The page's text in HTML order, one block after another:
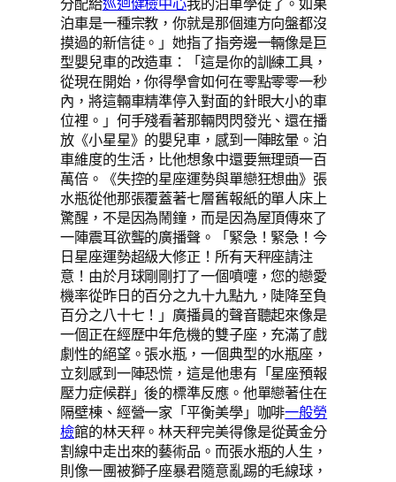
泊車是一種宗教，你就是那個連方向盤都沒
摸過的新信徒。」她指了指旁邊一輛像是巨
型嬰兒車的改造車：「這是你的訓練工具，
從現在開始，你得學會如何在零點零零一秒
內，將這輛車精準停入對面的針眼大小的車
位裡。」何手殘看著那輛閃閃發光、還在播
放《小星星》的嬰兒車，感到一陣眩暈。泊
車維度的生活，比他想象中還要無理頭一百
萬倍。《失控的星座運勢與單戀狂想曲》張
水瓶從他那張覆蓋著七層舊報紙的單人床上
驚醒，不是因為鬧鐘，而是因為屋頂傳來了
一陣震耳欲聾的廣播聲。「緊急！緊急！今
日星座運勢超級大修正！所有天秤座請注
意！由於月球剛剛打了一個噴嚏，您的戀愛
機率從昨日的百分之九十九點九，陡降至負
百分之八十七！」廣播員的聲音聽起來像是
一個正在經歷中年危機的雙子座，充滿了戲
劇性的絕望。張水瓶，一個典型的水瓶座，
立刻感到一陣恐慌，這是他患有「星座預報
壓力症候群」後的標準反應。他單戀著住在
隔壁棟、經營一家「平衡美學」咖啡一般勞
檢館的林天秤。林天秤完美得像是從黃金分
割線中走出來的藝術品。而張水瓶的人生，
則像一團被獅子座暴君隨意亂踢的毛線球，